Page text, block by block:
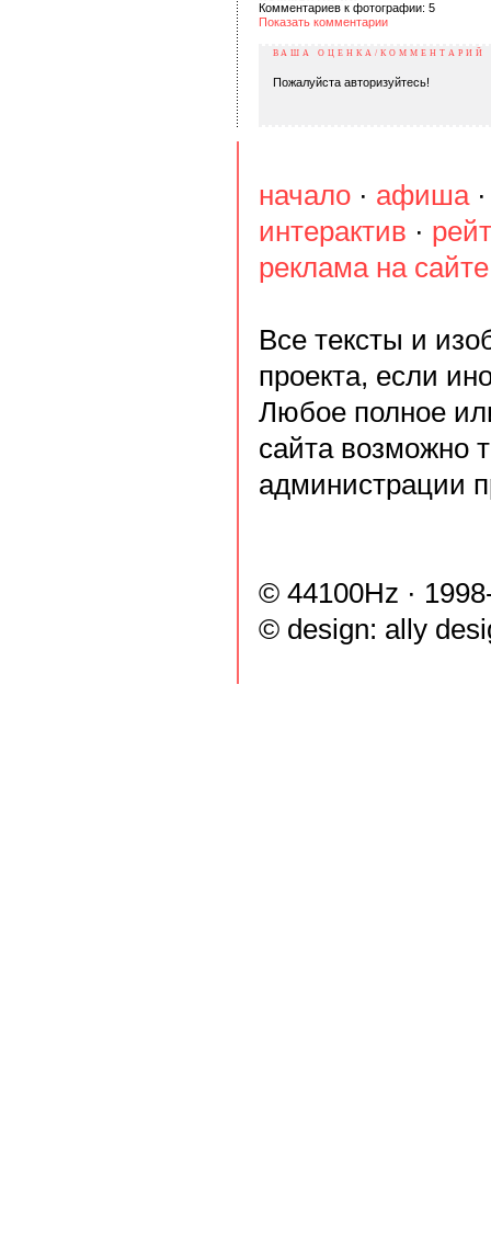
Комментариев к фотографии: 5
Показать комментарии
ВАША ОЦЕНКА/КОММЕНТАРИЙ
Пожалуйста авторизуйтесь!
начало · афиша
интерактив ·
реклама на сайте
Все тексты и
проекта, если
Любое полное
сайта возможно
администрации
© 44100Hz ·
© design: ally